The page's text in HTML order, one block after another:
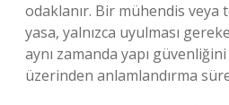
odaklanır. Bir mühendis
yasa, yalnızca uyulması
aynı zamanda yapı
üzerinden anlamlandırma